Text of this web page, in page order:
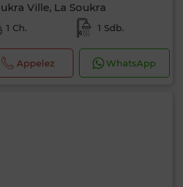
Ville, La Soukra
1 Ch. 1 Sdb.
Appelez WhatsApp